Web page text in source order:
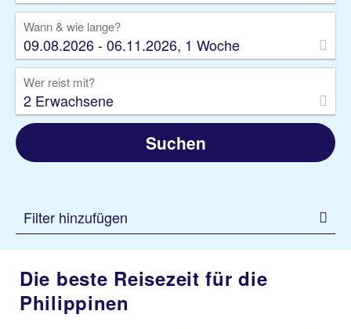
Wann & wie lange?
09.08.2026 - 06.11.2026, 1 Woche
Wer reist mit?
2 Erwachsene
Suchen
Filter hinzufügen
Die beste Reisezeit für die
Philippinen